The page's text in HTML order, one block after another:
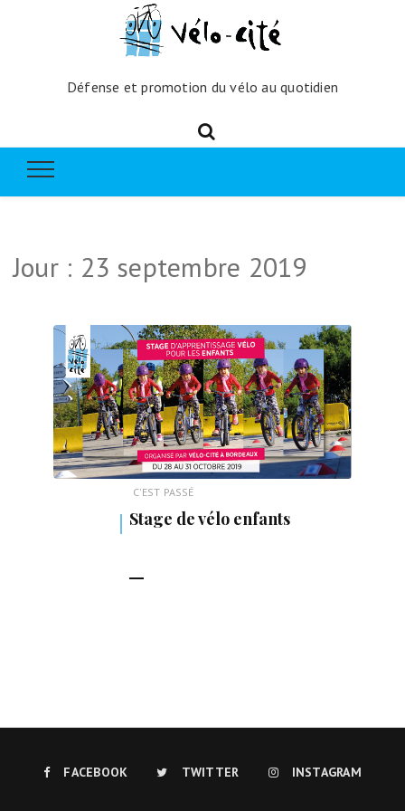
Défense et promotion du vélo au quotidien
Jour : 23 septembre 2019
C'EST PASSÉ
Stage de vélo enfants
FACEBOOK TWITTER INSTAGRAM